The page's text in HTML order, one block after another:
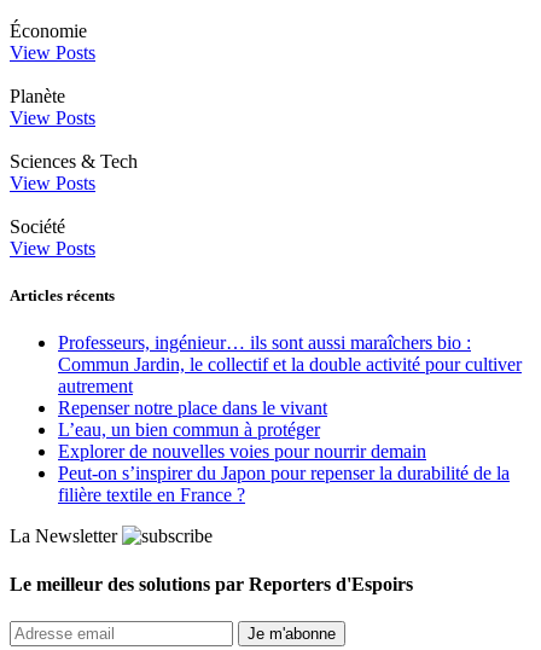
Économie
View Posts
Planète
View Posts
Sciences & Tech
View Posts
Société
View Posts
Articles récents
Professeurs, ingénieur… ils sont aussi maraîchers bio :
Commun Jardin, le collectif et la double activité pour cultiver
autrement
Repenser notre place dans le vivant
L’eau, un bien commun à protéger
Explorer de nouvelles voies pour nourrir demain
Peut‑on s’inspirer du Japon pour repenser la durabilité de la
filière textile en France ?
La Newsletter
Le meilleur des solutions par Reporters d'Espoirs